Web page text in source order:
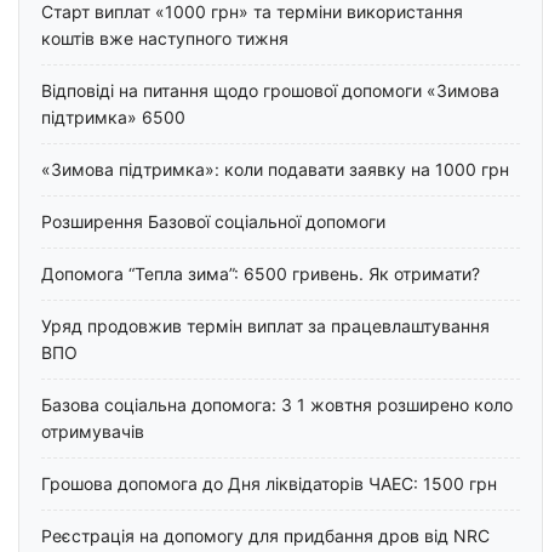
Старт виплат «1000 грн» та терміни використання
коштів вже наступного тижня
Відповіді на питання щодо грошової допомоги «Зимова
підтримка» 6500
«Зимова підтримка»: коли подавати заявку на 1000 грн
Розширення Базової соціальної допомоги
Допомога “Тепла зима”: 6500 гривень. Як отримати?
Уряд продовжив термін виплат за працевлаштування
ВПО
Базова соціальна допомога: З 1 жовтня розширено коло
отримувачів
Грошова допомога до Дня ліквідаторів ЧАЕС: 1500 грн
Реєстрація на допомогу для придбання дров від NRC